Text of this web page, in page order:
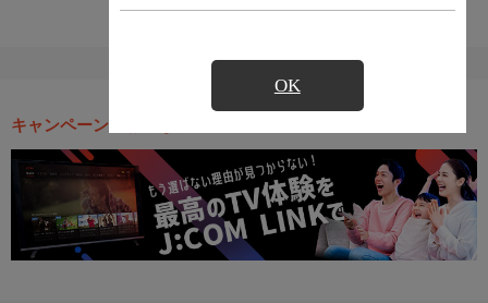
OK
キャンペーン・お得な情報